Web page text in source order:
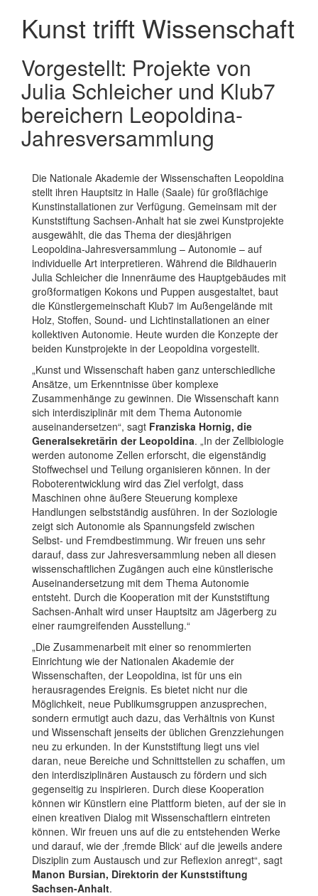
Kunst trifft Wissenschaft
Vorgestellt: Projekte von
Julia Schleicher und Klub7
bereichern Leopoldina-
Jahresversammlung
Die Nationale Akademie der Wissenschaften Leopoldina
stellt ihren Hauptsitz in Halle (Saale) für großflächige
Kunstinstallationen zur Verfügung. Gemeinsam mit der
Kunststiftung Sachsen-Anhalt hat sie zwei Kunstprojekte
ausgewählt, die das Thema der diesjährigen
Leopoldina-Jahresversammlung – Autonomie – auf
individuelle Art interpretieren. Während die Bildhauerin
Julia Schleicher die Innenräume des Hauptgebäudes mit
großformatigen Kokons und Puppen ausgestaltet, baut
die Künstlergemeinschaft Klub7 im Außengelände mit
Holz, Stoffen, Sound- und Lichtinstallationen an einer
kollektiven Autonomie. Heute wurden die Konzepte der
beiden Kunstprojekte in der Leopoldina vorgestellt.
„Kunst und Wissenschaft haben ganz unterschiedliche
Ansätze, um Erkenntnisse über komplexe
Zusammenhänge zu gewinnen. Die Wissenschaft kann
sich interdisziplinär mit dem Thema Autonomie
auseinandersetzen“, sagt Franziska Hornig, die
Generalsekretärin der Leopoldina. „In der Zellbiologie
werden autonome Zellen erforscht, die eigenständig
Stoffwechsel und Teilung organisieren können. In der
Roboterentwicklung wird das Ziel verfolgt, dass
Maschinen ohne äußere Steuerung komplexe
Handlungen selbstständig ausführen. In der Soziologie
zeigt sich Autonomie als Spannungsfeld zwischen
Selbst- und Fremdbestimmung. Wir freuen uns sehr
darauf, dass zur Jahresversammlung neben all diesen
wissenschaftlichen Zugängen auch eine künstlerische
Auseinandersetzung mit dem Thema Autonomie
entsteht. Durch die Kooperation mit der Kunststiftung
Sachsen-Anhalt wird unser Hauptsitz am Jägerberg zu
einer raumgreifenden Ausstellung.“
„Die Zusammenarbeit mit einer so renommierten
Einrichtung wie der Nationalen Akademie der
Wissenschaften, der Leopoldina, ist für uns ein
herausragendes Ereignis. Es bietet nicht nur die
Möglichkeit, neue Publikumsgruppen anzusprechen,
sondern ermutigt auch dazu, das Verhältnis von Kunst
und Wissenschaft jenseits der üblichen Grenzziehungen
neu zu erkunden. In der Kunststiftung liegt uns viel
daran, neue Bereiche und Schnittstellen zu schaffen, um
den interdisziplinären Austausch zu fördern und sich
gegenseitig zu inspirieren. Durch diese Kooperation
können wir Künstlern eine Plattform bieten, auf der sie in
einen kreativen Dialog mit Wissenschaftlern eintreten
können. Wir freuen uns auf die zu entstehenden Werke
und darauf, wie der ‚fremde Blick‘ auf die jeweils andere
Disziplin zum Austausch und zur Reflexion anregt“, sagt
Manon Bursian, Direktorin der Kunststiftung
Sachsen-Anhalt.